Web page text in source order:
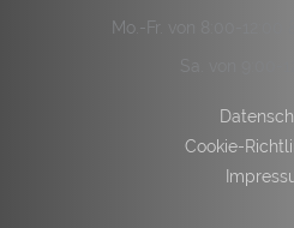
Mo.-Fr. von 8:00-12:00
Cookie-